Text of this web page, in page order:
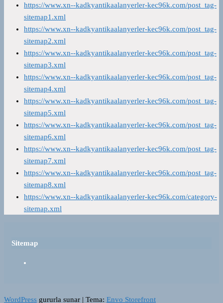
https://www.xn--kadkyantikaalanyerler-kec96k.com/post_tag-
sitemap1.xml
https://www.xn--kadkyantikaalanyerler-kec96k.com/post_tag-
sitemap2.xml
https://www.xn--kadkyantikaalanyerler-kec96k.com/post_tag-
sitemap3.xml
https://www.xn--kadkyantikaalanyerler-kec96k.com/post_tag-
sitemap4.xml
https://www.xn--kadkyantikaalanyerler-kec96k.com/post_tag-
sitemap5.xml
https://www.xn--kadkyantikaalanyerler-kec96k.com/post_tag-
sitemap6.xml
https://www.xn--kadkyantikaalanyerler-kec96k.com/post_tag-
sitemap7.xml
https://www.xn--kadkyantikaalanyerler-kec96k.com/post_tag-
sitemap8.xml
https://www.xn--kadkyantikaalanyerler-kec96k.com/category-
sitemap.xml
Sitemap
WordPress gururla sunar | Tema: Envo Storefront